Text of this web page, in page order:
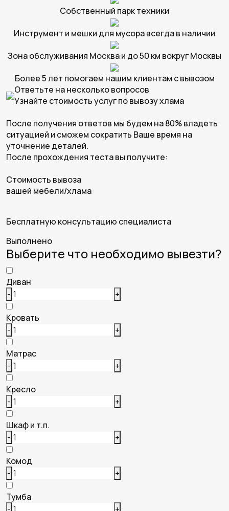
Собственный парк техники
Инструмент и мешки для мусора всегда в наличии
Зона обслуживания Москва и до 50 км вокруг Москвы
Более 5 лет помогаем нашим клиентам с вывозом
Ответьте на несколько вопросов
Узнайте стоимость услуг по вывозу хлама
После получения ответов мы будем на 80% владеть
ситуацией и сможем сократить Ваше время на
уточнение деталей.
После прохождения теста вы получите:
Cтоимость вывоза
вашей мебели/хлама
Бесплатную консультацию специалиста
Выполнено
Выберите что необходимо вывезти?
Диван
-
+
Кровать
-
+
Матрас
-
+
Кресло
-
+
Шкаф и т.п.
-
+
Комод
-
+
Тумба